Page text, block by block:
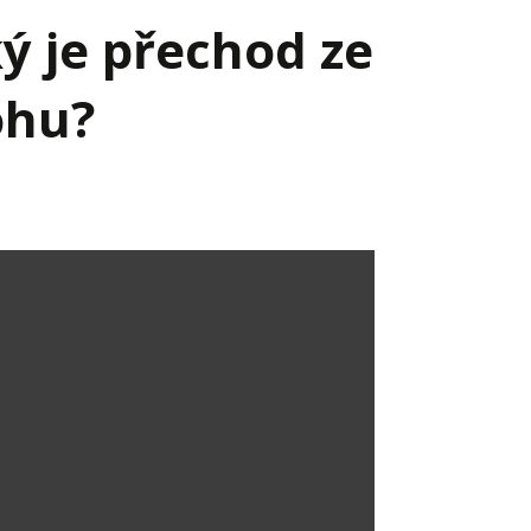
Já v médiích
je přechod ze